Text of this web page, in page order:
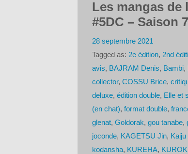
Les mangas de
#5DC – Saison
28 septembre 2021
Tagged as: 2e édition, 2nd
avis, BAJRAM Denis, Bambi,
collector, COSSU Brice,
deluxe, édition double, Elle et
(en chat), format double,
glenat, Goldorak, gou tanabe,
joconde, KAGETSU Jin, Kaiju
kodansha, KUREHA,